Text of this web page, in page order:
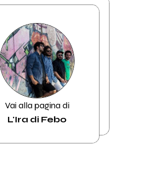
Vai alla pagina di
L'Ira di Febo